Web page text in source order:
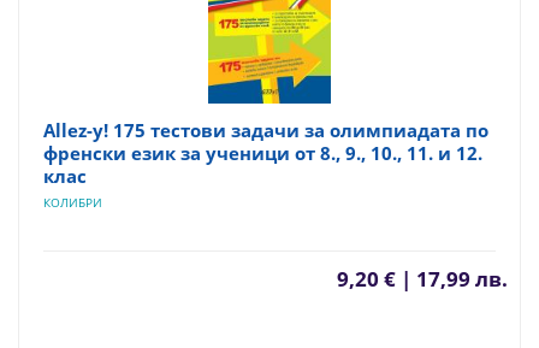
Allez-y! 175 тестови задачи за олимпиадата по
френски език за ученици от 8., 9., 10., 11. и 12.
клас
КОЛИБРИ
9,20 € | 17,99 лв.